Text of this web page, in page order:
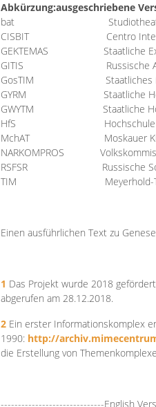
Abkürzung:ausgeschriebene
bat
CISBIT
Centro
GEKTEMAS
Staatliche
GITIS
Russische
GosTIM
GYRM
Staatliche
GWYTM
Staatliche
HfS
MchAT
Moskauer
NARKOMPROS
RSFSR
Russische
TIM Meyerhold-
Einen ausführlichen Text zu
1 Das Projekt wurde 2018
abgerufen am 28.12.2018.
2 Ein erster Informationskomplex
1990: http://
die Erstellung von
------------------------------English